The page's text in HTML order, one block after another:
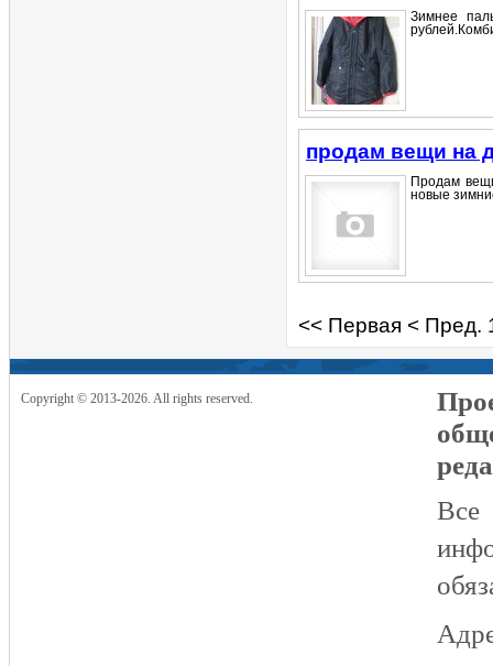
Зимнее
продам вещи на
Продам
новые
<< Первая < Пред.
Copyright © 2013-2026. All rights reserved.